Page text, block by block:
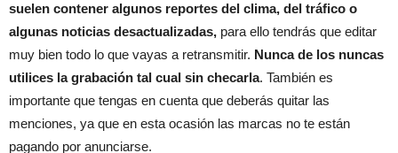
suelen contener algunos reportes del clima, del tráfico o
algunas noticias desactualizadas, para ello tendrás que editar
muy bien todo lo que vayas a retransmitir. Nunca de los nuncas
utilices la grabación tal cual sin checarla. También es
importante que tengas en cuenta que deberás quitar las
menciones, ya que en esta ocasión las marcas no te están
pagando por anunciarse.